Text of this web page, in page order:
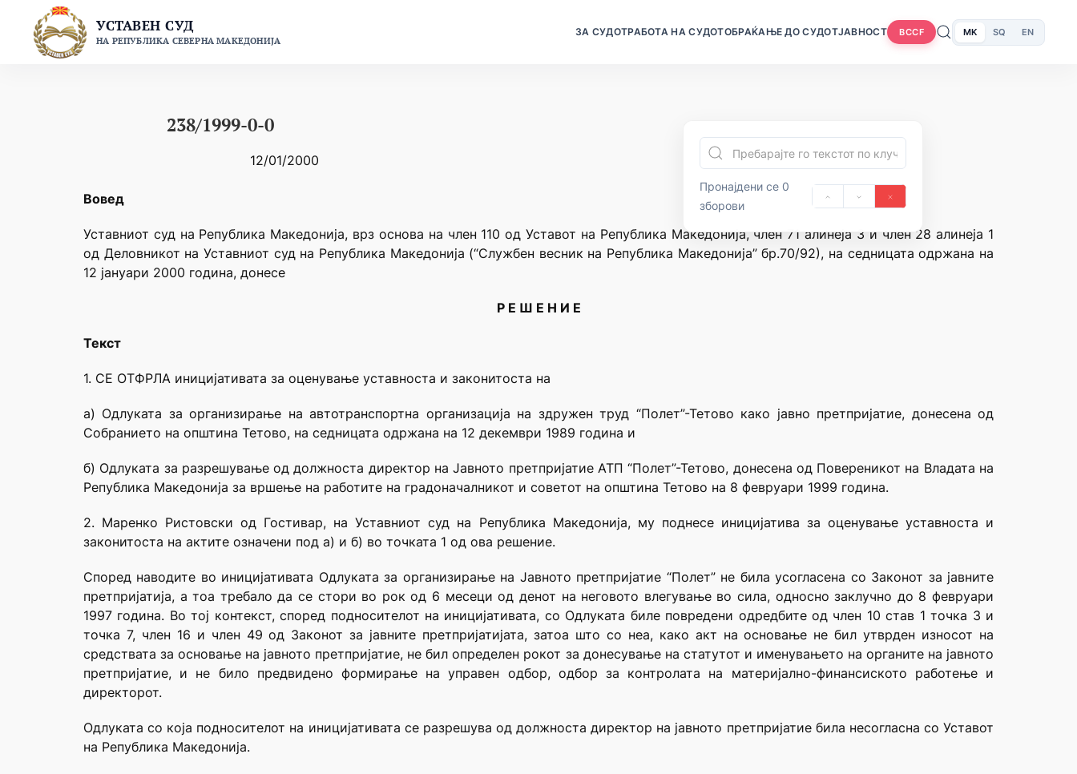
content
УСТАВЕН СУД
НА РЕПУБЛИКА СЕВЕРНА МАКЕДОНИЈА
ЗА СУДОТРАБОТА НА СУДОТОБРАЌАЊЕ ДО СУДОТЈАВНОСТ BCCF MK SQ EN
238/1999-0-0
12/01/2000
Пронајдени се 0
зборови
Вовед
Уставниот суд на Република Македонија, врз основа на член 110 од Уставот на Република Македонија, член 71 алинеја 3 и член 28 алинеја 1
од Деловникот на Уставниот суд на Република Македонија (“Службен весник на Република Македонија” бр.70/92), на седницата одржана на
12 јануари 2000 година, донесе
Р Е Ш Е Н И Е
Текст
1. СЕ ОТФРЛА иницијативата за оценување уставноста и законитоста на
а) Одлуката за организирање на автотранспортна организација на здружен труд “Полет”-Тетово како јавно претпријатие, донесена од
Собранието на општина Тетово, на седницата одржана на 12 декември 1989 година и
б) Одлуката за разрешување од должноста директор на Јавното претпријатие АТП “Полет”-Тетово, донесена од Повереникот на Владата на
Република Македонија за вршење на работите на градоначалникот и советот на општина Тетово на 8 февруари 1999 година.
2. Маренко Ристовски од Гостивар, на Уставниот суд на Република Македонија, му поднесе иницијатива за оценување уставноста и
законитоста на актите означени под а) и б) во точката 1 од ова решение.
Според наводите во иницијативата Одлуката за организирање на Јавното претпријатие “Полет” не била усогласена со Законот за јавните
претпријатија, а тоа требало да се стори во рок од 6 месеци од денот на неговото влегување во сила, односно заклучно до 8 февруари
1997 година. Во тој контекст, според подносителот на иницијативата, со Одлуката биле повредени одредбите од член 10 став 1 точка 3 и
точка 7, член 16 и член 49 од Законот за јавните претпријатијата, затоа што со неа, како акт на основање не бил утврден износот на
средствата за основање на јавното претпријатие, не бил определен рокот за донесување на статутот и именувањето на органите на јавното
претпријатие, и не било предвидено формирање на управен одбор, одбор за контролата на материјално-финансиското работење и
директорот.
Одлуката со која подносителот на иницијативата се разрешува од должноста директор на јавното претпријатие била несогласна со Уставот
на Република Македонија.